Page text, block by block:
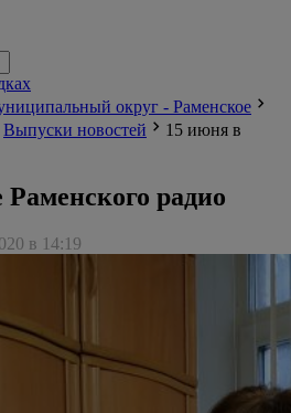
округ - Раменское
Выпуски новостей
15 июня в
радио
в 14:19